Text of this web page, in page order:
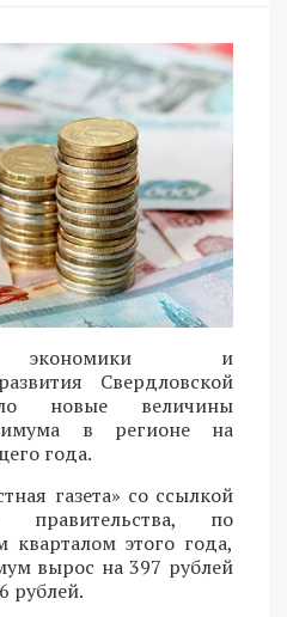
экономики и
Свердловской
новые величины
в регионе на
года.
газета» со ссылкой
правительства, по
этого года,
вырос на 397 рублей
рублей.